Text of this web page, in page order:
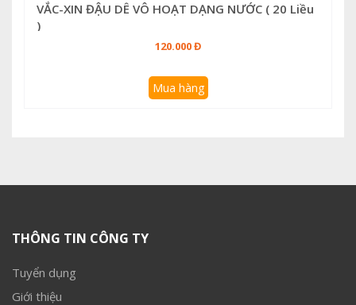
VẮC-XIN ĐẬU DÊ VÔ HOẠT DẠNG NƯỚC ( 20 Liều
)
120.000 Đ
Mua hàng
THÔNG TIN CÔNG TY
Tuyển dụng
Giới thiệu